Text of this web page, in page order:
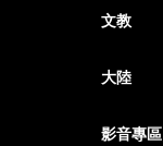
文教
大陸
影音專區